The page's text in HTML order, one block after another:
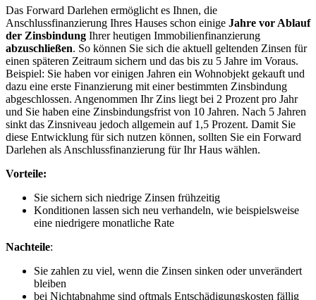
Das Forward Darlehen ermöglicht es Ihnen, die
Anschlussfinanzierung Ihres Hauses schon einige Jahre vor Ablauf
der Zinsbindung Ihrer heutigen Immobilienfinanzierung
abzuschließen. So können Sie sich die aktuell geltenden Zinsen für
einen späteren Zeitraum sichern und das bis zu 5 Jahre im Voraus.
Beispiel: Sie haben vor einigen Jahren ein Wohnobjekt gekauft und
dazu eine erste Finanzierung mit einer bestimmten Zinsbindung
abgeschlossen. Angenommen Ihr Zins liegt bei 2 Prozent pro Jahr
und Sie haben eine Zinsbindungsfrist von 10 Jahren. Nach 5 Jahren
sinkt das Zinsniveau jedoch allgemein auf 1,5 Prozent. Damit Sie
diese Entwicklung für sich nutzen können, sollten Sie ein Forward
Darlehen als Anschlussfinanzierung für Ihr Haus wählen.
Vorteile:
Sie sichern sich niedrige Zinsen frühzeitig
Konditionen lassen sich neu verhandeln, wie beispielsweise
eine niedrigere monatliche Rate
Nachteile:
Sie zahlen zu viel, wenn die Zinsen sinken oder unverändert
bleiben
bei Nichtabnahme sind oftmals Entschädigungskosten fällig